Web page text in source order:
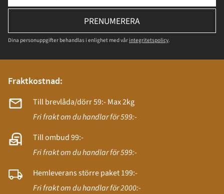
PRENUMERERA
Dina personuppgifter behandlas i enlighet med vår integritetspolicy.
Fraktkostnad:
Till brevlåda/dörr 59:- Max 2kg
Fri frakt om du handlar för 599:-
Till ombud 99:-
Fri frakt om du handlar för 599:-
Hemleverans större paket 199:-
Fri frakt om du handlar för 2000:-